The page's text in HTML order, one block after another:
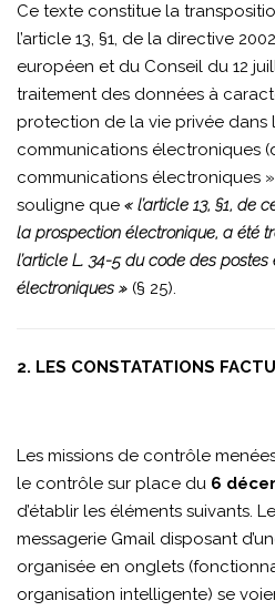
Ce texte constitue la
l’article 13, §1, de la directive
européen et du Conseil du 12
traitement des données à
protection de la vie privée dans
communications électroniques
communications électroniques
souligne que « l’article 13, §1, de
la prospection électronique, a été
l’article L. 34-5 du code des
électroniques » (§ 25).
2. LES CONSTATATIONS
Les missions de contrôle
le contrôle sur place du 6
d’établir les éléments suivants.
messagerie Gmail disposant
organisée en onglets
organisation intelligente) se